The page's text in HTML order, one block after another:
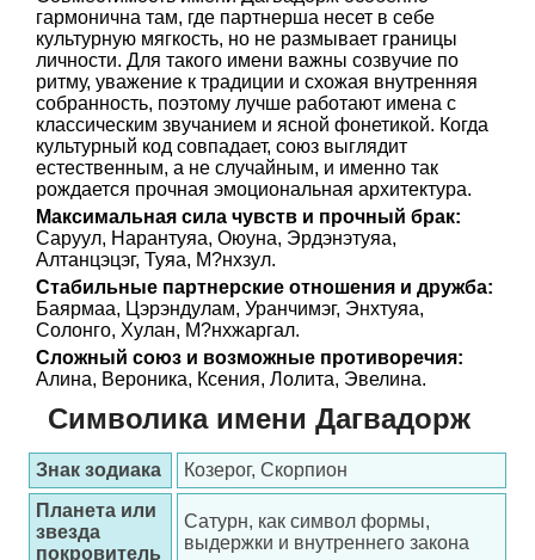
гармонична там, где партнерша несет в себе
культурную мягкость, но не размывает границы
личности. Для такого имени важны созвучие по
ритму, уважение к традиции и схожая внутренняя
собранность, поэтому лучше работают имена с
классическим звучанием и ясной фонетикой. Когда
культурный код совпадает, союз выглядит
естественным, а не случайным, и именно так
рождается прочная эмоциональная архитектура.
Максимальная сила чувств и прочный брак:
Саруул, Нарантуяа, Оюуна, Эрдэнэтуяа,
Алтанцэцэг, Туяа, М?нхзул.
Стабильные партнерские отношения и дружба:
Баярмаа, Цэрэндулам, Уранчимэг, Энхтуяа,
Солонго, Хулан, М?нхжаргал.
Сложный союз и возможные противоречия:
Алина, Вероника, Ксения, Лолита, Эвелина.
Символика имени Дагвадорж
Знак зодиака
Козерог, Скорпион
Планета или
звезда
покровитель
Сатурн, как символ формы,
выдержки и внутреннего закона